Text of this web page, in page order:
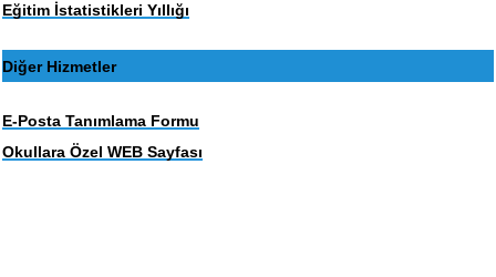
Eğitim İstatistikleri Yıllığı
Diğer Hizmetler
E-Posta Tanımlama Formu
Okullara Özel WEB Sayfası